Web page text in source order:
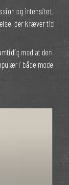
og intensitet,
der kræver tid
med at den
i både mode